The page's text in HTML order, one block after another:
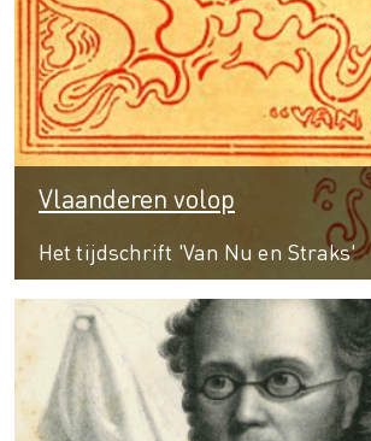
Vlaanderen volop
Het tijdschrift 'Van Nu en Straks'